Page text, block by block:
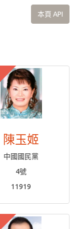
本頁 API
陳玉姬
中國國民黨
4號
11919